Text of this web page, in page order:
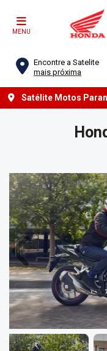
MENU
Encontre a Satelite
mais próxima
Satélite Motos
Anterior